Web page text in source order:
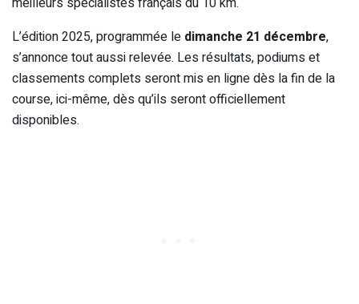
L’édition 2025, programmée le dimanche 21 décembre,
s’annonce tout aussi relevée. Les résultats, podiums et
classements complets seront mis en ligne dès la fin de la
course, ici-même, dès qu’ils seront officiellement
disponibles.